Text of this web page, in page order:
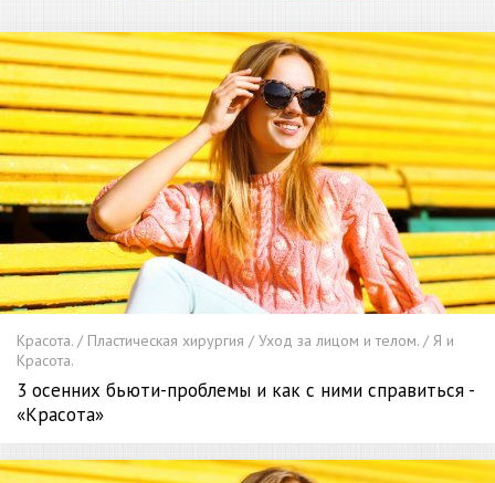
Красота. / Пластическая хирургия / Уход за лицом и телом. / Я и
Красота.
3 осенних бьюти-проблемы и как с ними справиться -
«Красота»